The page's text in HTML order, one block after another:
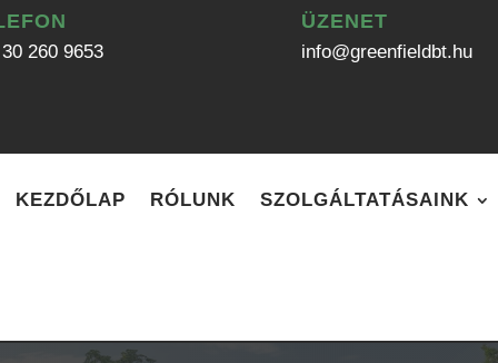
260 9653
ÜZENET
info@greenfieldbt.hu
KEZDŐLAP RÓLUNK SZOLGÁLTATÁSAINK